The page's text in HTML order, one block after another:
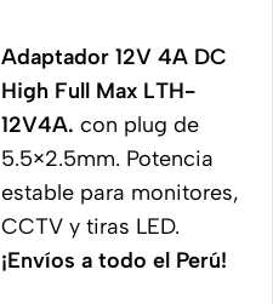
Adaptador 12V 4A DC
High Full Max LTH-
12V4A. con plug de
5.5×2.5mm. Potencia
estable para monitores,
CCTV y tiras LED.
¡Envíos a todo el Perú!